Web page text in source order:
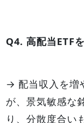
Q4. 高配当ETF
→ 配当収入を増
が、景気敏感な
り、分散度合い